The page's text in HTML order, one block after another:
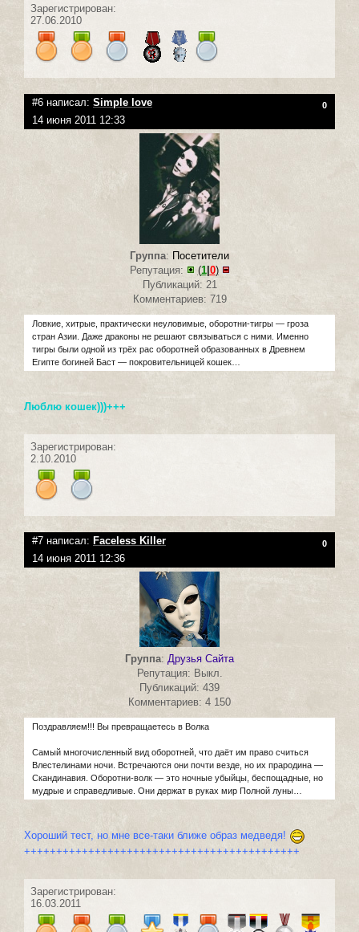
Зарегистрирован:
27.06.2010
#6 написал: Simple love 0
14 июня 2011 12:33
Группа: Посетители
Репутация:
(1|0)
Публикаций: 21
Комментариев: 719
Ловкие, хитрые, практически неуловимые, оборотни-тигры — гроза
стран Азии. Даже драконы не решают связываться с ними. Именно
тигры были одной из трёх рас оборотней образованных в Древнем
Египте богиней Баст — покровительницей кошек…
Люблю кошек)))+++
Зарегистрирован:
2.10.2010
#7 написал: Faceless Killer 0
14 июня 2011 12:36
Группа: Друзья Сайта
Репутация: Выкл.
Публикаций: 439
Комментариев: 4 150
Поздравляем!!! Вы превращаетесь в Волка
Самый многочисленный вид оборотней, что даёт им право считься
Влестелинами ночи. Встречаются они почти везде, но их прародина —
Скандинавия. Оборотни-волк — это ночные убыйцы, беспощадные, но
мудрые и справедливые. Они держат в руках мир Полной луны…
Хороший тест, но мне все-таки ближе образ медведя!
+++++++++++++++++++++++++++++++++++++++++++
Зарегистрирован:
16.03.2011